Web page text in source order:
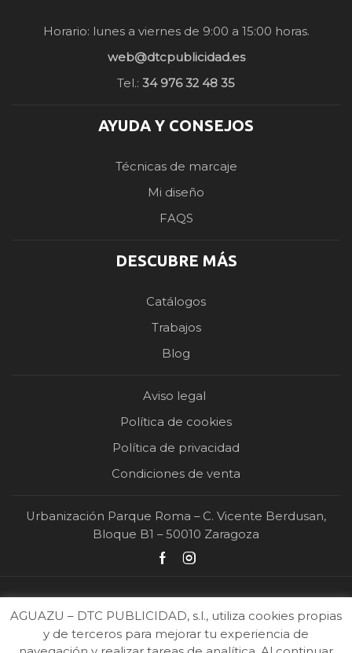
Horario: lunes a viernes de 9:00 a 15:00 horas.
web@dtcpublicidad.es
Tel.: 34 976 32 48 35
AYUDA Y CONSEJOS
Técnicas de marcaje
Mi diseño
FAQS
DESCUBRE MÁS
Catálogos
Trabajos
Blog
Aviso legal
Política de cookies
Política de privacidad
Condiciones de venta
Urbanización Parque Roma – C. Vicente Berdusan,
Bloque B1 – 50010 Zaragoza
AGUAZU – DTC PUBLICIDAD, s.l., utiliza cookies propias
y de terceros para mejorar tu experiencia de